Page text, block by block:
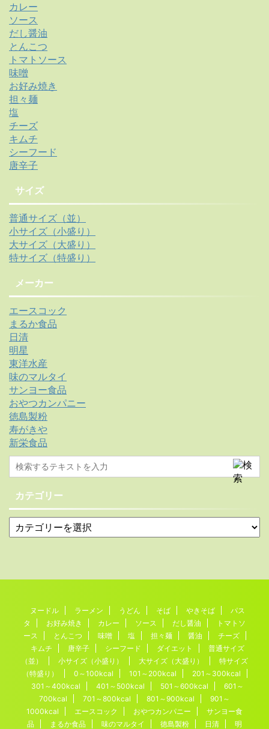
カレー
ソース
だし醤油
とんこつ
トマトソース
味噌
お好み焼き
担々麺
塩
チーズ
キムチ
シーフード
唐辛子
サイズ
普通サイズ（並）
小サイズ（小盛り）
大サイズ（大盛り）
特サイズ（特盛り）
メーカー
エースコック
まるか食品
日清
明星
東洋水産
味のマルタイ
サンヨー食品
おやつカンパニー
徳島製粉
寿がきや
新栄食品
カテゴリー
ヌードル ラーメン うどん そば やきそば
パス
タ
お好み焼き カレー ソース だし醤油
トマトソ
ース
とんこつ 味噌 塩 担々麺 醤油
チーズ
キムチ
唐辛子 シーフード ダイエット
普通サイズ
（並）
小サイズ（小盛り） 大サイズ（大盛り）
特サイズ
（特盛り）
0～100kcal 101～200kcal
201～300kcal
301～400kcal
401～500kcal 501～600kcal
601～
700kcal
701～800kcal 801～900kcal
901～
1000kcal
エースコック おやつカンパニー
サンヨー食
品
まるか食品 味のマルタイ 徳島製粉 日清 明